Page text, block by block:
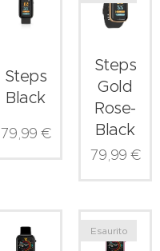
Steps
Black
79,99 €
Steps
Gold
Rose-
Black
79,99 €
Esaurito